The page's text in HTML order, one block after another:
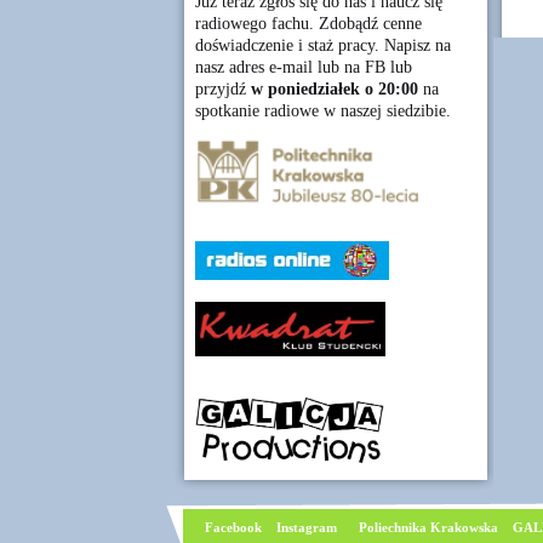
radiowego fachu. Zdobądź cenne
doświadczenie i staż pracy. Napisz na
nasz adres e-mail lub na FB lub
przyjdź w poniedziałek o 20:00na
spotkanie radiowe w naszej siedzibie.
Facebook Instagram Poliechnika Krakowska